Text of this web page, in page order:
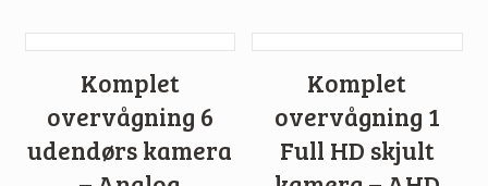
Komplet
overvågning 6
udendørs kamera
Komplet
overvågning 1
Full HD skjult